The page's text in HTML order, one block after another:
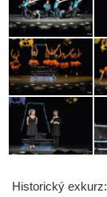
Historický exkurz: